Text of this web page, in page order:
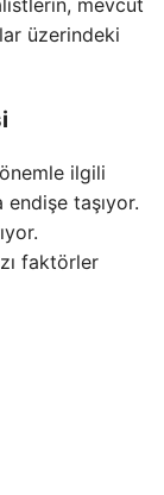
üzerindeki
ilgili
endişe taşıyor.
faktörler